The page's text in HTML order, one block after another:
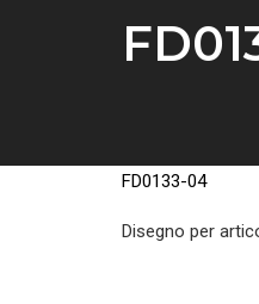
FD0133-04
Disegno per